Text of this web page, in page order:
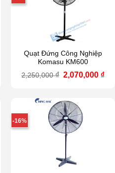
Quạt Đứng Công Nghiệp
Komasu KM600
2,250,000₫ Giá
2,070,000 ₫
-16%